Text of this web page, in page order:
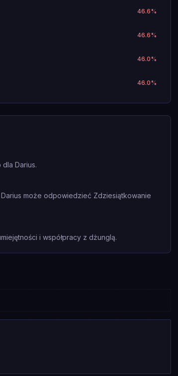
46.6%
46.6%
46.0%
46.0%
Darius.
może odpowiedzieć Zdziesiątkowanie
i współpracy z dżunglą.